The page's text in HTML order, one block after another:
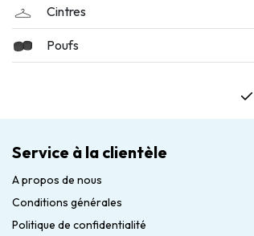
Cintres
Poufs
Service à la clientèle
A propos de nous
Conditions générales
Politique de confidentialité